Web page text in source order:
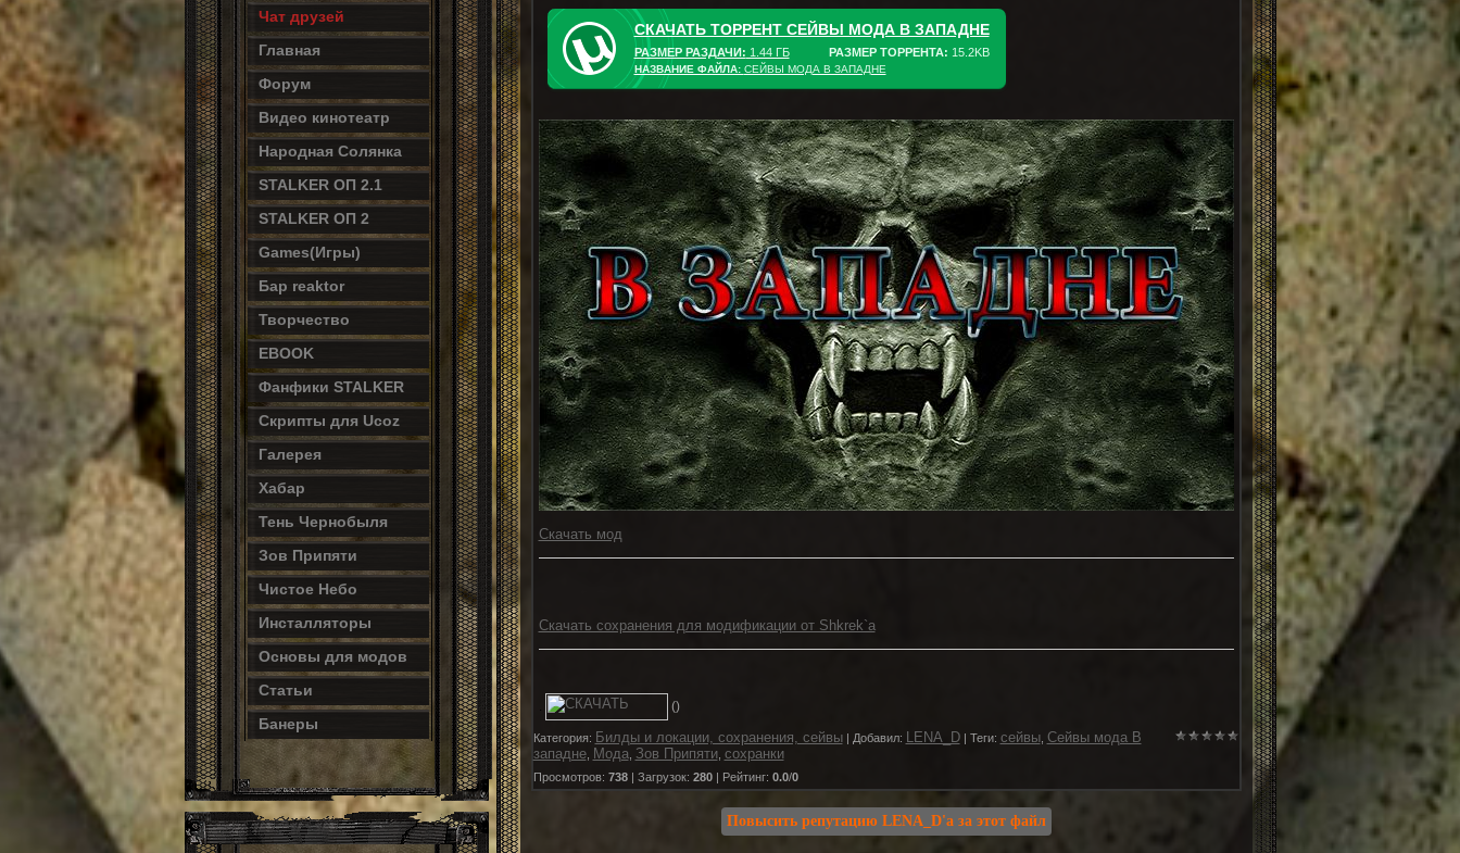
Чат друзей
Главная
Форум
Видео кинотеатр
Народная Солянка
STALKER ОП 2.1
STALKER ОП 2
Games(Игры)
Бар reaktor
Творчество
EBOOK
Фанфики STALKER
Скрипты для Ucoz
Галерея
Хабар
Тень Чернобыля
Зов Припяти
Чистое Небо
Инсталляторы
Основы для модов
Статьи
Банеры
СКАЧАТЬ ТОРРЕНТ СЕЙВЫ МОДА В ЗАПАДНЕ
РАЗМЕР ТОРРЕНТА: 15.2KB
РАЗМЕР РАЗДАЧИ: 1.44 ГБ
НАЗВАНИЕ ФАЙЛА: СЕЙВЫ МОДА В ЗАПАДНЕ
Скачать мод
Скачать сохранения для модификации от Shkrek`a
. ()
Категория: Билды и локации, сохранения, сейвы| Добавил: LENA_D| Теги: сейвы, Сейвы мода В
западне, Мода Зов Припяти, сохранки
Просмотров: 738| Загрузок: 280| Рейтинг: 0.0/0